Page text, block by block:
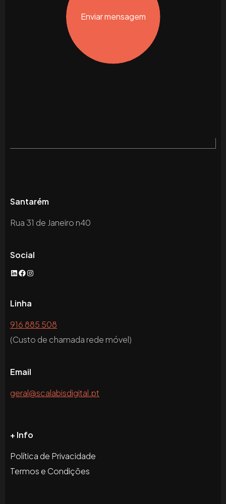
Enviar mensagem
Santarém
Rua 31 de Janeiro n40
Social
LinkedIn
Facebook
Instagram
Linha
916 885 508
(Custo de chamada rede móvel)
Email
geral@scalabisdigital.pt
+ Info
Política de Privacidade
Termos e Condições